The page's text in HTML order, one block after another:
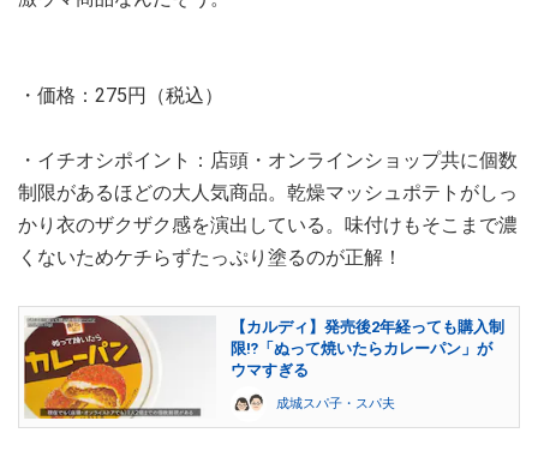
・価格：275円（税込）
・イチオシポイント：店頭・オンラインショップ共に個数
制限があるほどの大人気商品。乾燥マッシュポテトがしっ
かり衣のザクザク感を演出している。味付けもそこまで濃
くないためケチらずたっぷり塗るのが正解！
【カルディ】発売後2年経っても購入制
限⁉「ぬって焼いたらカレーパン」が
ウマすぎる
成城スパ子・スパ夫